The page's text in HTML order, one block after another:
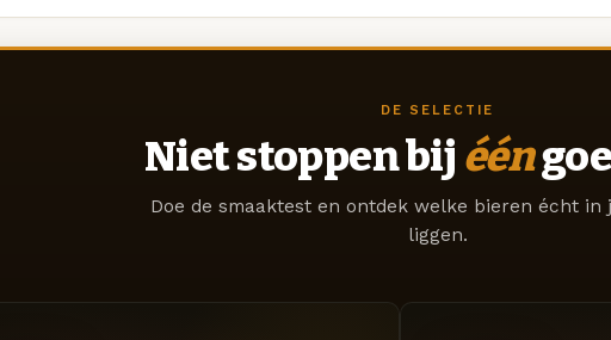
DE SELECTIE
Niet stoppen bij één
Doe de smaaktest en ontdek welke bieren écht in
liggen.